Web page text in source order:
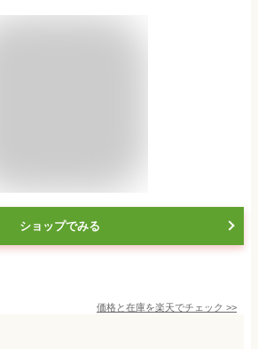
ショップでみる
価格と在庫を楽天でチェック >>